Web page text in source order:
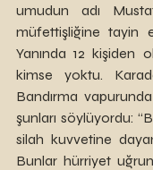
umudun adı
müfettişliğine tayin
Yanında 12 kişiden
kimse yoktu.
Bandırma
şunları söylüyordu:
silah kuvvetine
Bunlar hürriyet